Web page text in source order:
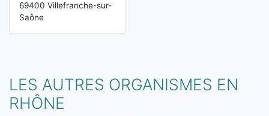
69400 Villefranche-sur-
Saône
LES AUTRES ORGANISMES EN
RHÔNE